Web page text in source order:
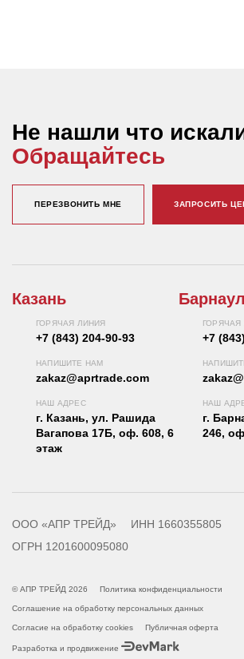
Не нашли что
Обращайтесь
ПЕРЕЗВОНИТЬ МНЕ ЗАПРОСИТЬ
Казань
ГОРЯЧАЯ ЛИНИЯ
+7 (843) 204-90-93
НАПИШИТЕ НАМ
zakaz@aprtrade.com
НАШ АДРЕС
г. Казань, ул. Рашида
Вагапова 17Б, оф. 608, 6
этаж
Барнаул
ГОРЯЧАЯ
+7
НАШ
г.
246,
ООО «АПР ТРЕЙД»
ИНН 1660355805
ОГРН 1201600095080
© АПР ТРЕЙД 2026 Политика конфиденциальности
Соглашение на обработку персональных данных
Согласие на обработку cookies Публичная оферта
Разработка и продвижение